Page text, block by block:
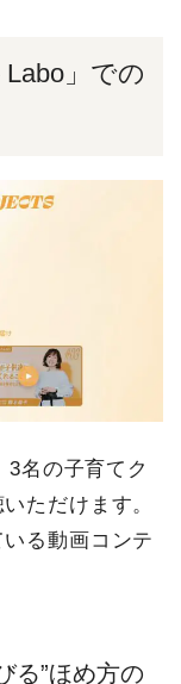
」での
名の子育てク
ただけます。
る動画コンテ
る”ほめ方の